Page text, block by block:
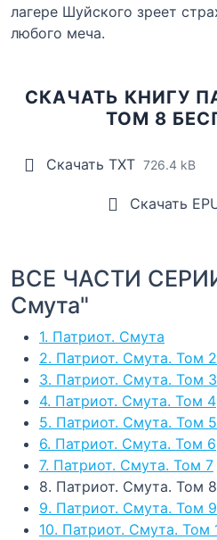
лагере Шуйского зреет
любого меча.
СКАЧАТЬ КНИГУ
ТОМ 8
Скачать TXT 726.4 kB
Скачать
ВСЕ ЧАСТИ
Смута"
1. Патриот. Смута
2. Патриот. Смута. Том 2
3. Патриот. Смута. Том 3
4. Патриот. Смута. Том 4
5. Патриот. Смута. Том 5
6. Патриот. Смута. Том 6
7. Патриот. Смута. Том 7
8. Патриот. Смута. Том 8
9. Патриот. Смута. Том 9
10. Патриот. Смута. Том